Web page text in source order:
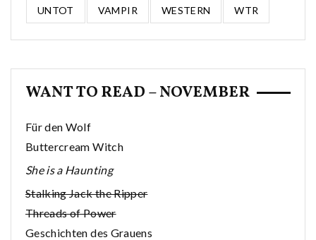
UNTOT VAMPIR WESTERN WTR
WANT TO READ – NOVEMBER
Für den Wolf
Buttercream Witch
She is a Haunting
Stalking Jack the Ripper
Threads of Power
Geschichten des Grauens